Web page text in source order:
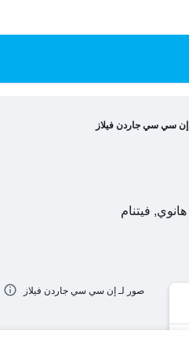
إن سي سي جاردن فيلاز
صور لـ إن سي سي جاردن فيلاز